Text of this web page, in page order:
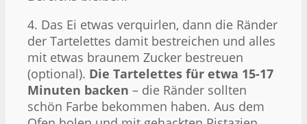
4. Das Ei etwas verquirlen, dann die Ränder
der Tartelettes damit bestreichen und alles
mit etwas braunem Zucker bestreuen
(optional). Die Tartelettes für etwa 15-17
Minuten backen – die Ränder sollten
schön Farbe bekommen haben. Aus dem